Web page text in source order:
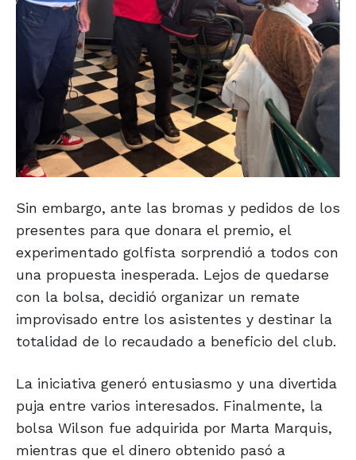
Sin embargo, ante las bromas y pedidos de los
presentes para que donara el premio, el
experimentado golfista sorprendió a todos con
una propuesta inesperada. Lejos de quedarse
con la bolsa, decidió organizar un remate
improvisado entre los asistentes y destinar la
totalidad de lo recaudado a beneficio del club.
La iniciativa generó entusiasmo y una divertida
puja entre varios interesados. Finalmente, la
bolsa Wilson fue adquirida por Marta Marquis,
mientras que el dinero obtenido pasó a